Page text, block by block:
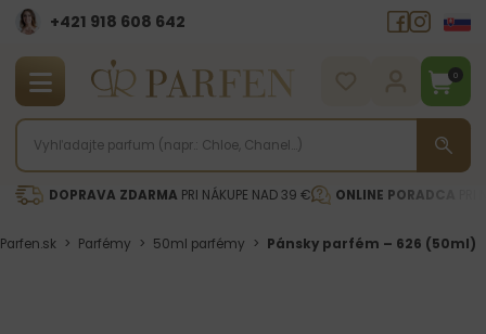
+421 918 608 642‬
0
DOPRAVA ZDARMA PRI NÁKUPE NAD 39 € ONLINE PORADCA
Parfen.sk > Parfémy > 50ml parfémy > Pánsky parfém – 626 (50ml)